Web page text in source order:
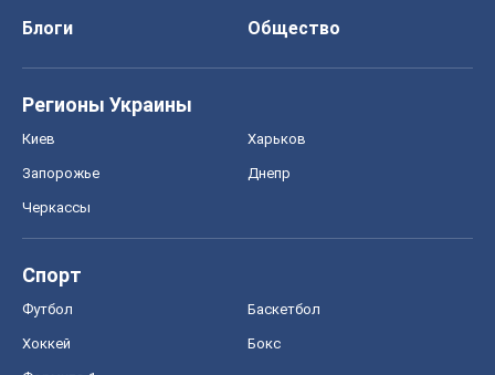
Блоги
Общество
Регионы Украины
Киев Харьков
Запорожье Днепр
Черкассы
Спорт
Футбол Баскетбол
Хоккей Бокс